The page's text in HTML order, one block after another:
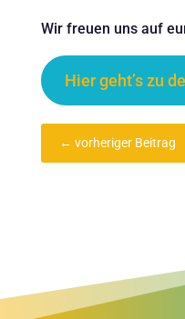
Wir freuen uns auf
Hier geht’s zu
← vorheriger Beitrag